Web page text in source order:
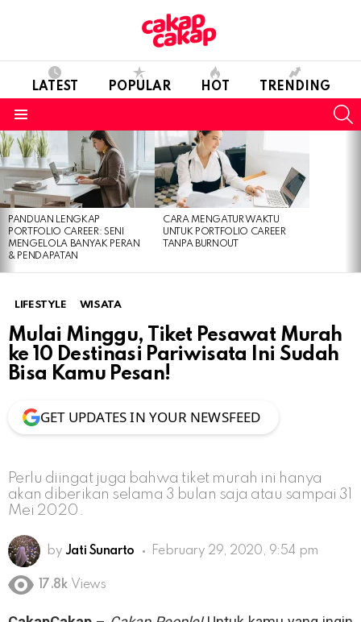
LATEST POPULAR HOT TRENDING
LATEST
STORIES
PANDUAN LENGKAP
PORTFOLIO CAREER: SENI
MENGELOLA BANYAK PERAN
& PENDAPATAN
CARA MENGATUR WAKTU
UNTUK PORTFOLIO CAREER
TANPA BURNOUT
LIFESTYLE WISATA
Mulai Minggu, Tiket Pesawat Murah
ke 10 Destinasi Pariwisata Ini Sudah
Bisa Kamu Pesan!
GET UPDATES IN YOUR NEWSFEED
Perlu diingat juga bahwa tiket murah ini hanya
akan diberikan selama 3 bulan saja atau sampai 31
Mei 2020.
by Jati Sunarto February 29, 2020, 9:54 pm
17.8k Views